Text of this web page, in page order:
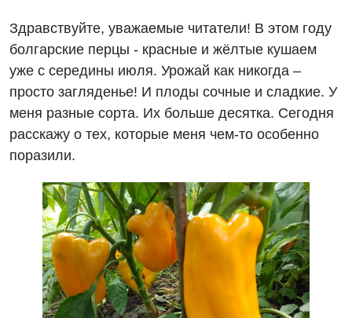
Здравствуйте, уважаемые читатели! В этом году
болгарские перцы - красные и жёлтые кушаем
уже с середины июля. Урожай как никогда –
просто загляденье! И плоды сочные и сладкие. У
меня разные сорта. Их больше десятка. Сегодня
расскажу о тех, которые меня чем-то особенно
поразили.